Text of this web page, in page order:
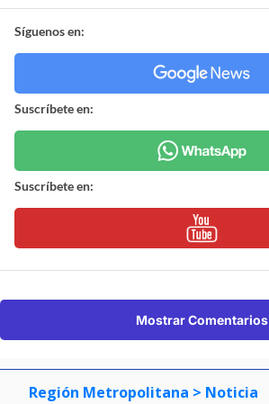
Síguenos en:
Suscríbete en:
Suscríbete en:
Mostrar Comentarios
Región Metropolitana > Noticia